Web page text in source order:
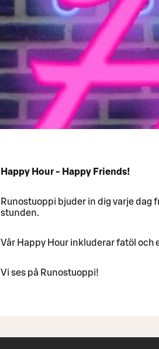
Happy Hour - Happy Friends!
Runostuoppi bjuder in dig varje dag
stunden.
Vår Happy Hour inkluderar fatöl och
Vi ses på Runostuoppi!